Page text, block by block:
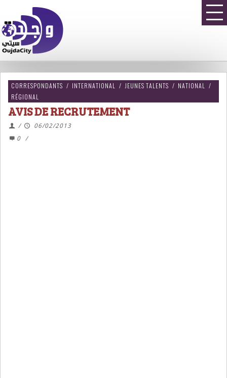
CORRESPONDANTS / INTERNATIONAL / JEUNES TALENTS / NATIONAL
/
RÉGIONAL
AVIS DE RECRUTEMENT
/
06/02/2013
0
/